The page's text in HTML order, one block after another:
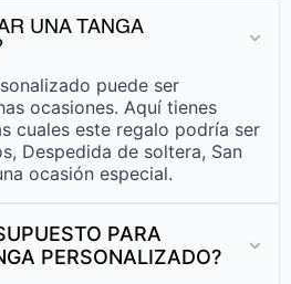
UNA TANGA
puede ser
ocasiones. Aquí tienes
cuales este regalo podría ser
Despedida de soltera, San
ocasión especial.
PARA
PERSONALIZADO?